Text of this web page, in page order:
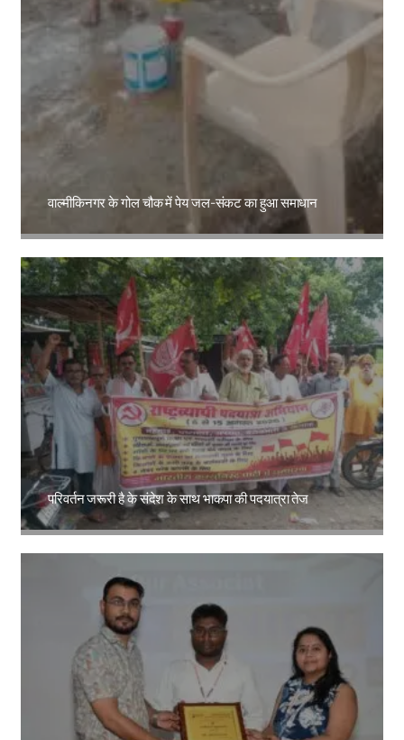
वाल्मीकिनगर के गोल चौक में पेय जल-संकट का हुआ समाधान
Amit Lekh
परिवर्तन जरूरी है के संदेश के साथ भाकपा की पदयात्रा तेज
Amit Lekh